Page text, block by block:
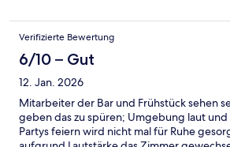
Verifizierte Bewertung
6/10 – Gut
12. Jan. 2026
Mitarbeiter der Bar und Frühstück sehen
geben das zu spüren; Umgebung laut
Partys feiern wird nicht mal für Ruhe